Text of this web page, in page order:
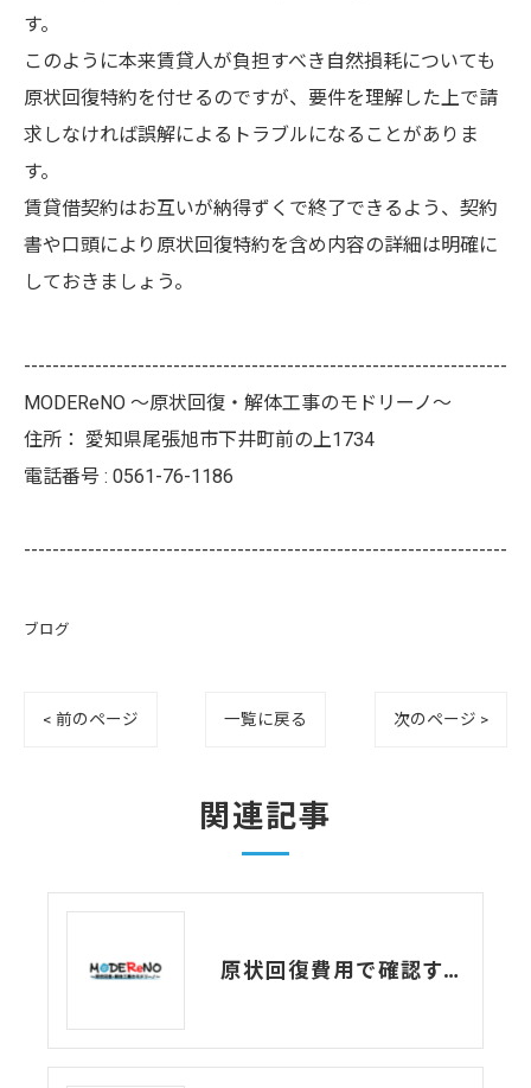
す。
このように本来賃貸人が負担すべき自然損耗についても
原状回復特約を付せるのですが、要件を理解した上で請
求しなければ誤解によるトラブルになることがありま
す。
賃貸借契約はお互いが納得ずくで終了できるよう、契約
書や口頭により原状回復特約を含め内容の詳細は明確に
しておきましょう。
--------------------------------------------------------------------
MODEReNO ～原状回復・解体工事のモドリーノ～
住所： 愛知県尾張旭市下井町前の上1734
電話番号 : 0561-76-1186
--------------------------------------------------------------------
ブログ
< 前のページ 一覧に戻る 次のページ >
関連記事
原状回復費用で確認すべき注意点とトラブル事例